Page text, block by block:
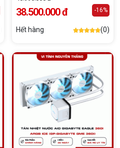
38.500.000 đ -16%
Hết hàng (0)